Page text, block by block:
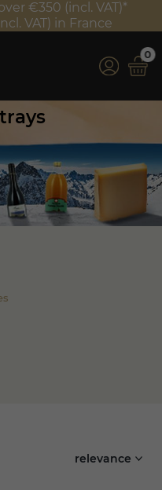
€350 (incl. VAT)*
VAT) in France
0
relevance